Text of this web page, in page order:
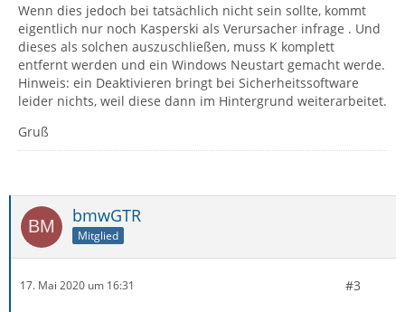
Wenn dies jedoch bei tatsächlich nicht sein sollte, kommt
eigentlich nur noch Kasperski als Verursacher infrage . Und
dieses als solchen auszuschließen, muss K komplett
entfernt werden und ein Windows Neustart gemacht werde.
Hinweis: ein Deaktivieren bringt bei Sicherheitssoftware
leider nichts, weil diese dann im Hintergrund weiterarbeitet.
Gruß
bmwGTR
Mitglied
17. Mai 2020 um 16:31 #3